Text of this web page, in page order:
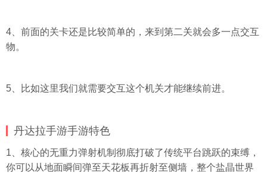
4、前面的关卡还是比较简单的，来到第二关就会多一点交互
物。
5、比如这里我们就需要交互这个机关才能继续前进。
丹达拉手游手游特色
1、核心的无重力弹射机制彻底打破了传统平台跳跃的束缚，
你可以从地面瞬间弹至天花板再折射至侧墙，整个盐晶世界